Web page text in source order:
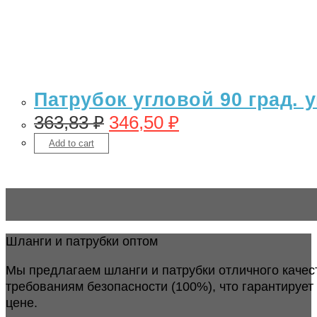
Патрубок угловой 90 град.
363,83₽ 346,50 ₽
Add to cart
Шланги и патрубки оптом
Мы предлагаем шланги и патрубки отличного
требованиям безопасности (100%), что
цене.